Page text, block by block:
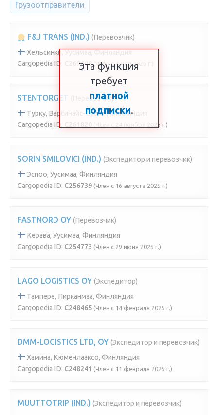
Грузоотправители
F&J TRANS (IND.) (Перевозчик)
Хельсинки, Уусимаа, Финляндия
Cargopedia ID:
C269648 (Член с 4 мая 2026 г.)
STENTORGET
(Перевозчик)
Турку, Варсинайс-Суоми, Финляндия
Cargopedia ID:
(Член с 24 ноября 2025 г.)
SORIN SMILOVICI (IND.) (Экспедитор и перевозчик)
Эспоо, Уусимаа, Финляндия
Cargopedia ID: C256739 (Член с 16 августа 2025 г.)
FASTNORD OY (Перевозчик)
Керава, Уусимаа, Финляндия
Cargopedia ID: C254773 (Член с 29 июня 2025 г.)
LAGO LOGISTICS OY (Экспедитор)
Тампере, Пирканмаа, Финляндия
Cargopedia ID: C248465 (Член с 14 февраля 2025 г.)
DMM-LOGISTICS LTD, OY (Экспедитор и перевозчик)
Хамина, Кюменлааксо, Финляндия
Cargopedia ID: C248241 (Член с 11 февраля 2025 г.)
MUUTTOTRIP (IND.) (Экспедитор и перевозчик)
Эта функция
требует
платной
подписки.